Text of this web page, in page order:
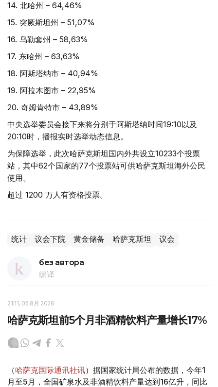
14. 北哈州 – 64,46%
15. 突厥斯坦州 – 51,07%
16. 乌勒套州 – 58,63%
17. 东哈州 – 63,63%
18. 阿斯塔纳市 – 40,94%
19. 阿拉木图市 – 22,95%
20. 奇姆肯特市 – 43,89%
中央选举委员会接下来将分别于阿斯塔纳时间19:10以及
20:10时，播报实时选举动态信息。
为保障选举，此次哈萨克斯坦国内外共设立10233个投票
站，其中62个国家的77个投票站可供哈萨克斯坦海外公民
使用。
超过 1200 万人有资格投票。
统计 议会下院 黄金储备 哈萨克斯坦 议会
без автора
编译
21:11, 05 8月 2026
哈萨克斯坦前5个月非酒精饮料产量增长17%
（哈萨克国际通讯社讯）据国家统计局公布的数据，今年1
月至5月，全国矿泉水及非酒精饮料产量达到16亿升，同比